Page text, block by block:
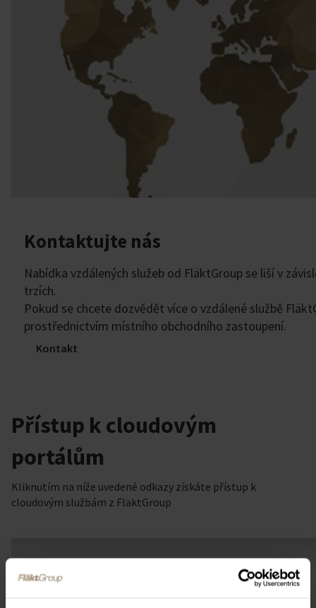
Kontaktujte nás
Nabídka vzdálených služeb od FläktGroup se liší v
trzích.
Pokud se chcete dozvědět více o vzdálené službě
prostřednictvím místního obchodního zastoupení.
Kontakt
Přístup k cloudovým
portálům
Kliknutím na níže uvedené odkazy získáte přístup k
cloudovým službám z FläktGroup